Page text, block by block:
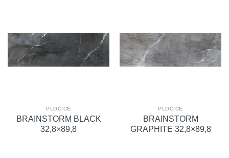
PLOČICE
BRAINSTORM BLACK
32,8×89,8
PLOČICE
BRAINSTORM
GRAPHITE 32,8×89,8